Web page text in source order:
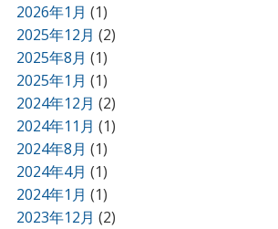
2026年1月 (1)
2025年12月 (2)
2025年8月 (1)
2025年1月 (1)
2024年12月 (2)
2024年11月 (1)
2024年8月 (1)
2024年4月 (1)
2024年1月 (1)
2023年12月 (2)